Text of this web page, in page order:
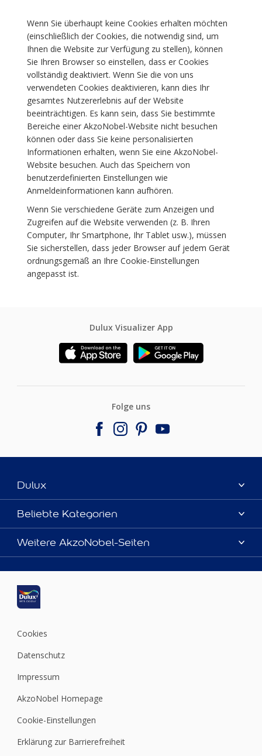
Wenn Sie überhaupt keine Cookies erhalten möchten
(einschließlich der Cookies, die notwendig sind, um
Ihnen die Website zur Verfügung zu stellen), können
Sie Ihren Browser so einstellen, dass er Cookies
vollständig deaktiviert. Wenn Sie die von uns
verwendeten Cookies deaktivieren, kann dies Ihr
gesamtes Nutzererlebnis auf der Website
beeinträchtigen. Es kann sein, dass Sie bestimmte
Bereiche einer AkzoNobel-Website nicht besuchen
können oder dass Sie keine personalisierten
Informationen erhalten, wenn Sie eine AkzoNobel-
Website besuchen. Auch das Speichern von
benutzerdefinierten Einstellungen wie
Anmeldeinformationen kann aufhören.
Wenn Sie verschiedene Geräte zum Anzeigen und
Zugreifen auf die Website verwenden (z. B. Ihren
Computer, Ihr Smartphone, Ihr Tablet usw.), müssen
Sie sicherstellen, dass jeder Browser auf jedem Gerät
ordnungsgemäß an Ihre Cookie-Einstellungen
angepasst ist.
Dulux Visualizer App
Folge uns
Dulux
Über uns
Farbgenauigkeit
Kontaktieren Sie uns
Beliebte Kategorien
Dulux Farben
Farbe des Jahres
Produkte
Inspirationen
Tipps
Weitere AkzoNobel-Seiten
Molto
Xyladecor
Cookies
Datenschutz
Impressum
AkzoNobel Homepage
Cookie-Einstellungen
Erklärung zur Barrierefreiheit